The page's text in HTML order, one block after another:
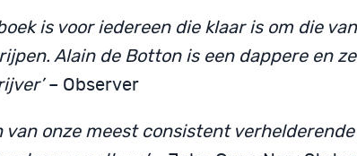
is voor iedereen die klaar is om die
Alain de Botton is een dappere en
– Observer
van onze meest consistent